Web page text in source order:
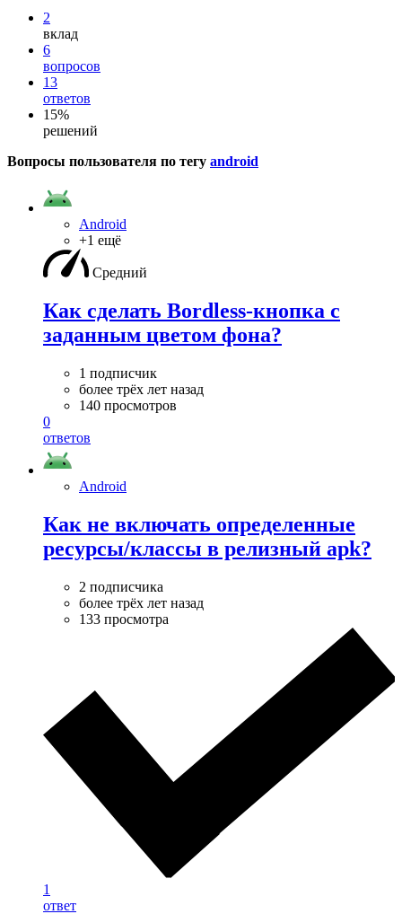
2
вклад
6
вопросов
13
ответов
15%
решений
Вопросы пользователя по тегу android
Android
+1 ещё
Средний
Как сделать Bordless-кнопка с
заданным цветом фона?
1 подписчик
более трёх лет назад
140 просмотров
0
ответов
Android
Как не включать определенные
ресурсы/классы в релизный apk?
2 подписчика
более трёх лет назад
133 просмотра
1
ответ